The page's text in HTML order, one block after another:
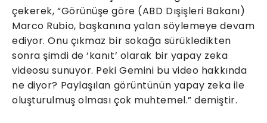
çekerek, “Görünüşe göre (ABD Dışişleri Bakanı)
Marco Rubio, başkanına yalan söylemeye devam
ediyor. Onu çıkmaz bir sokağa sürükledikten
sonra şimdi de ‘kanıt’ olarak bir yapay zeka
videosu sunuyor. Peki Gemini bu video hakkında
ne diyor? Paylaşılan görüntünün yapay zeka ile
oluşturulmuş olması çok muhtemel.” demiştir.